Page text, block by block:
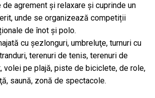
agrement și relaxare şi cuprinde un
unde se organizează competiții
de înot și polo.
cu şezlonguri, umbreluţe, turnuri cu
terenuri de tenis, terenuri de
volei pe plajă, piste de biciclete, de role,
saună, zonă de spectacole.